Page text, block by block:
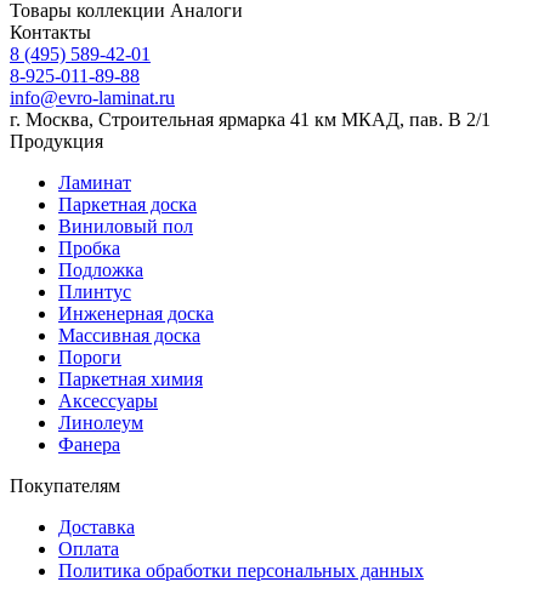
Товары коллекции Аналоги
Контакты
8 (495) 589-42-01
8-925-011-89-88
info@evro-laminat.ru
г. Москва, Строительная ярмарка 41 км МКАД, пав. В 2/1
Продукция
Ламинат
Паркетная доска
Виниловый пол
Пробка
Подложка
Плинтус
Инженерная доска
Массивная доска
Пороги
Паркетная химия
Аксессуары
Линолеум
Фанера
Покупателям
Доставка
Оплата
Политика обработки персональных данных